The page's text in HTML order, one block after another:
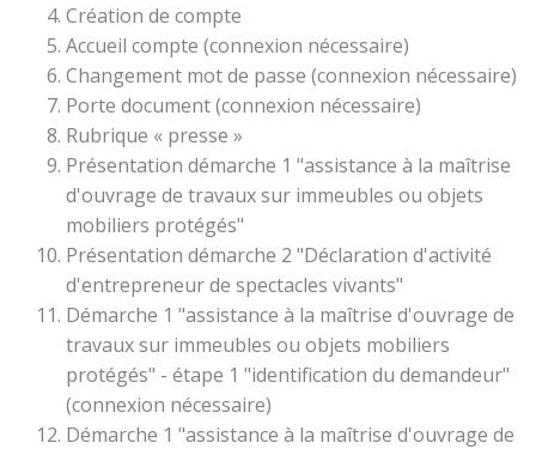
Création de compte
Accueil compte (connexion nécessaire)
Changement mot de passe (connexion nécessaire)
Porte document (connexion nécessaire)
Rubrique « presse »
Présentation démarche 1 "assistance à la maîtrise
d'ouvrage de travaux sur immeubles ou objets
mobiliers protégés"
Présentation démarche 2 "Déclaration d'activité
d'entrepreneur de spectacles vivants"
Démarche 1 "assistance à la maîtrise d'ouvrage de
travaux sur immeubles ou objets mobiliers
protégés" - étape 1 "identification du demandeur"
(connexion nécessaire)
Démarche 1 "assistance à la maîtrise d'ouvrage de